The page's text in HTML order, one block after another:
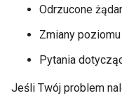
Odrzucone
Zmiany
Pytania
Jeśli Twój problem